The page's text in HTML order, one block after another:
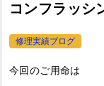
コンフラッ
修理実績ブログ
今回のご用命は